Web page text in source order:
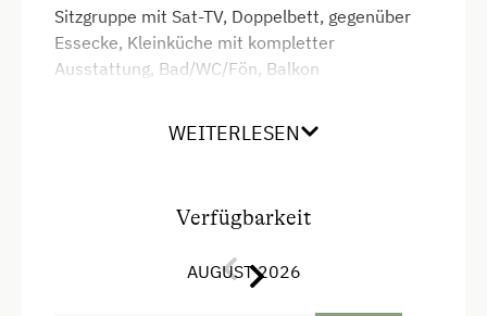
Sitzgruppe mit Sat-TV, Doppelbett, gegenüber
Essecke, Kleinküche mit kompletter
Ausstattung, Bad/WC/Fön, Balkon
WEITERLESEN
Verfügbarkeit
AUGUST 2026